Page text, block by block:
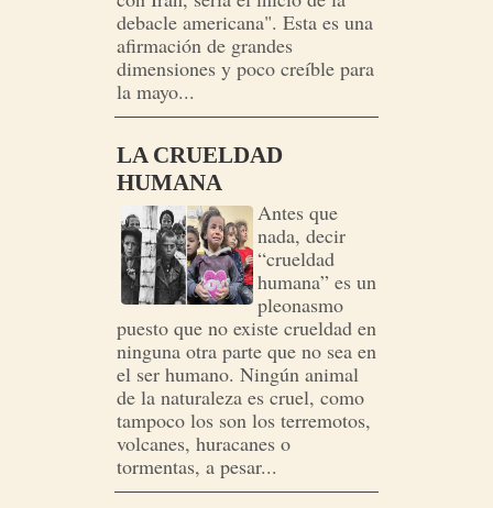
debacle americana". Esta es una
afirmación de grandes
dimensiones y poco creíble para
la mayo...
LA CRUELDAD
HUMANA
Antes que
nada, decir
“crueldad
humana” es un
pleonasmo
puesto que no existe crueldad en
ninguna otra parte que no sea en
el ser humano. Ningún animal
de la naturaleza es cruel, como
tampoco los son los terremotos,
volcanes, huracanes o
tormentas, a pesar...